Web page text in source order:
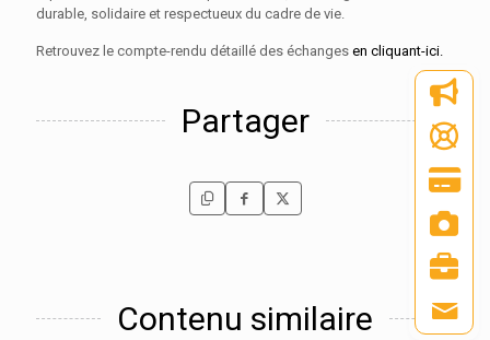
durable, solidaire et respectueux du cadre de vie.
Retrouvez le compte-rendu détaillé des échanges en cliquant-ici.
Partager
Contenu similaire